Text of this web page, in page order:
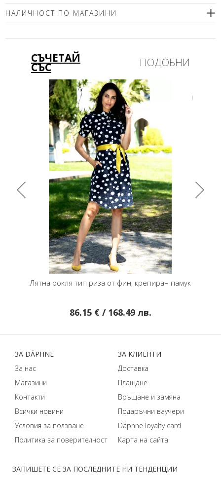
центрофугиране или химическо чистене. Използвайте меки
перилни препарати без избелващи компоненти или
НАЛИЧНОСТ ПО МАГАЗИНИ
СЪЧЕТАЙ
СЪС ПОДОБНИ
риза от фин, крепиран памук
Миди пола от
-46%
ЗАПИШЕТЕ СЕ ЗА ПОСЛЕДНИТЕ НИ ТЕНДЕНЦИИ
ЗA DÁPHNЕ
За нас
Магазини
Контакти
Всички новини
Условия за ползване
Политика за поверителност
ЗA КЛИЕНТИ
Доставка
Плащане
Връщане и замяна
Подаръчни ваучери
Dáphnе loyalty card
Карта на сайта